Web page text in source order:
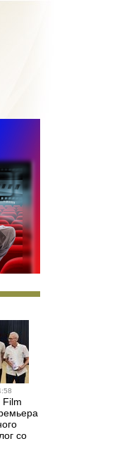
Film
со